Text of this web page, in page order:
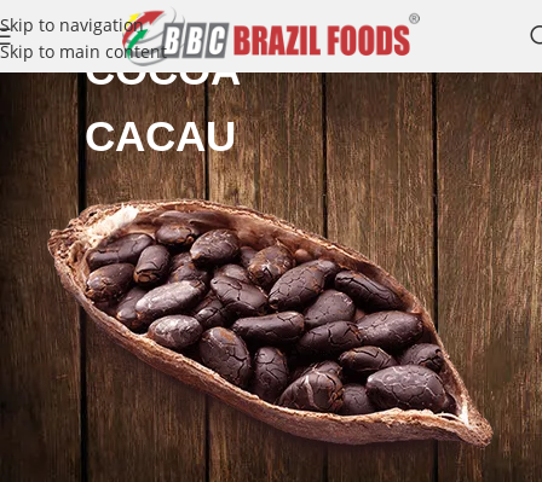
Skip to navigation
Skip to main content
COCOA
CACAU